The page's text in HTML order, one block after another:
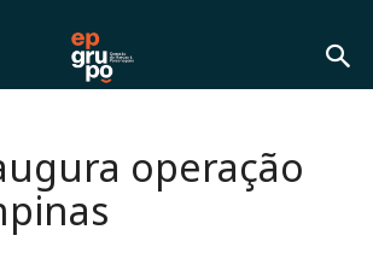
operação